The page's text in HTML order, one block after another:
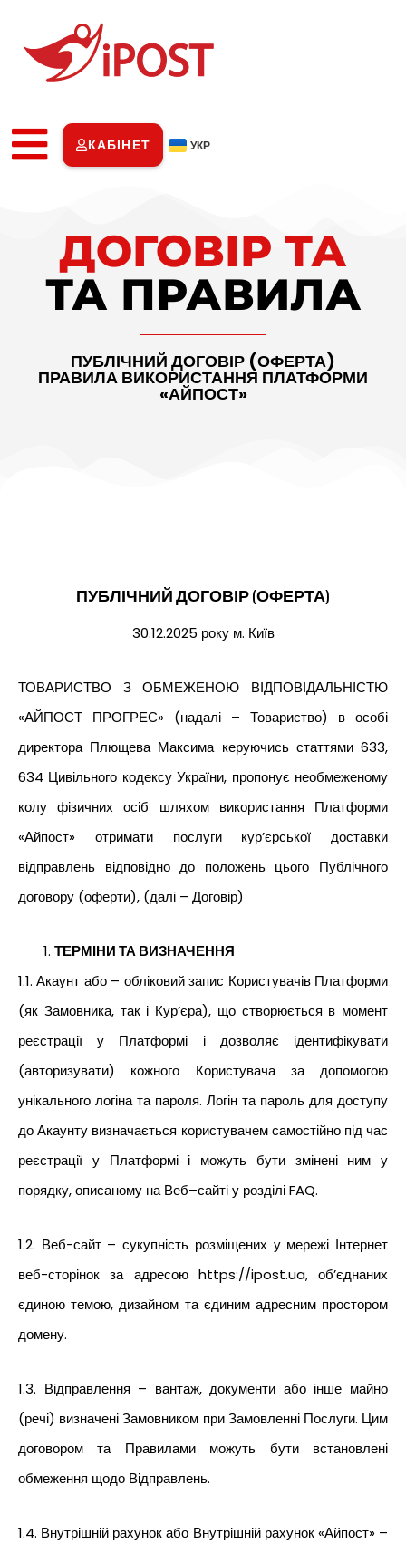
КАБІНЕТ УКР
ДОГОВІР ТА
ТА ПРАВИЛА
ПУБЛІЧНИЙ ДОГОВІР (ОФЕРТА)
ПРАВИЛА ВИКОРИСТАННЯ ПЛАТФОРМИ
«АЙПОСТ»
ПУБЛІЧНИЙ ДОГОВІР (ОФЕРТА)
30.12.2025 року м. Київ
ТОВАРИСТВО З ОБМЕЖЕНОЮ ВІДПОВІДАЛЬНІСТЮ
«АЙПОСТ ПРОГРЕС» (надалі – Товариство) в особі
директора Плющева Максима керуючись статтями 633,
634 Цивільного кодексу України, пропонує необмеженому
колу фізичних осіб шляхом використання Платформи
«Айпост» отримати послуги кур’єрської доставки
відправлень відповідно до положень цього Публічного
договору (оферти), (далі – Договір)
ТЕРМІНИ ТА ВИЗНАЧЕННЯ
1.1. Акаунт або – обліковий запис Користувачів Платформи
(як Замовника, так і Кур’єра), що створюється в момент
реєстрації у Платформі і дозволяє ідентифікувати
(авторизувати) кожного Користувача за допомогою
унікального логіна та пароля. Логін та пароль для доступу
до Акаунту визначається користувачем самостійно під час
реєстрації у Платформі і можуть бути змінені ним у
порядку, описаному на Веб–сайті у розділі FAQ.
1.2. Веб-сайт – сукупність розміщених у мережі Інтернет
веб-сторінок за адресою https://ipost.ua, об’єднаних
єдиною темою, дизайном та єдиним адресним простором
домену.
1.3. Відправлення – вантаж, документи або інше майно
(речі) визначені Замовником при Замовленні Послуги. Цим
договором та Правилами можуть бути встановлені
обмеження щодо Відправлень.
1.4. Внутрішній рахунок або Внутрішній рахунок «Айпост» –